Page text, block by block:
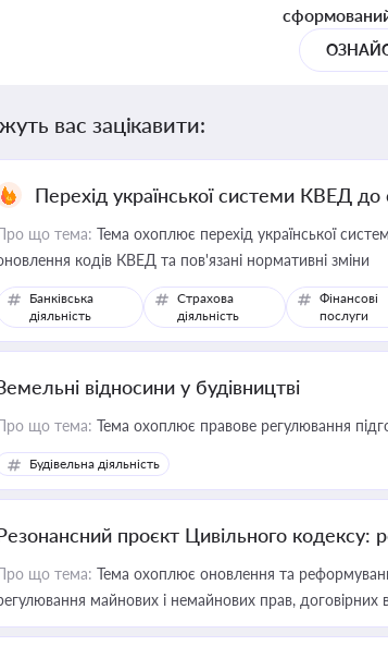
вас зацікавити:
Перехід української системи КВЕД до
що тема: Тема охоплює перехід української
кодів КВЕД та пов'язані нормативні зміни
Банківська
діяльність
Страхова
діяльність
Фінансові
послуги
відносини у будівництві
що тема: Тема охоплює правове регулювання
Будівельна діяльність
проєкт Цивільного кодексу:
що тема: Тема охоплює оновлення та
майнових і немайнових прав, договірних